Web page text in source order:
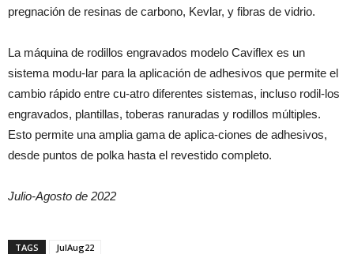
pregnación de resinas de carbono, Kevlar, y fibras de vidrio.
La máquina de rodillos engravados modelo Caviflex es un
sistema modu-lar para la aplicación de adhesivos que permite el
cambio rápido entre cu-atro diferentes sistemas, incluso rodil-los
engravados, plantillas, toberas ranuradas y rodillos múltiples.
Esto permite una amplia gama de aplica-ciones de adhesivos,
desde puntos de polka hasta el revestido completo.
Julio-Agosto de 2022
TAGS JulAug22